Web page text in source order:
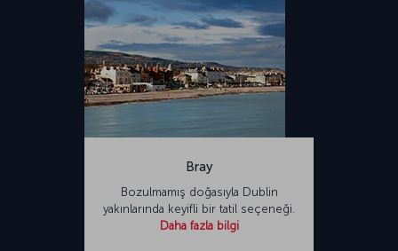
Bray
Bozulmamış doğasıyla Dublin
yakınlarında keyifli bir tatil seçeneği.
Daha fazla bilgi